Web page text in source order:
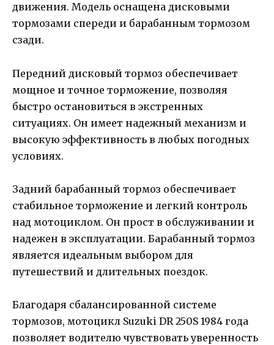
движения. Модель оснащена дисковыми
тормозами спереди и барабанным тормозом
сзади.
Передний дисковый тормоз обеспечивает
мощное и точное торможение, позволяя
быстро остановиться в экстренных
ситуациях. Он имеет надежный механизм и
высокую эффективность в любых погодных
условиях.
Задний барабанный тормоз обеспечивает
стабильное торможение и легкий контроль
над мотоциклом. Он прост в обслуживании и
надежен в эксплуатации. Барабанный тормоз
является идеальным выбором для
путешествий и длительных поездок.
Благодаря сбалансированной системе
тормозов, мотоцикл Suzuki DR 250S 1984 года
позволяет водителю чувствовать уверенность